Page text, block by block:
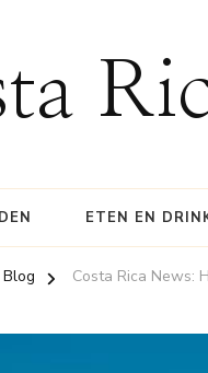
ETEN EN
Costa Rica News: